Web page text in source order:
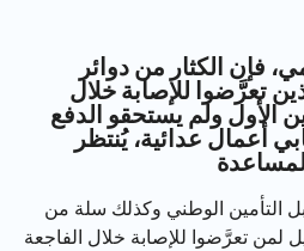
فإن الكثار من دوائر
تعرَّضوا للإصابة خلال
ولم يستحقو الدفع
أعمال عدائية، يُنتظر
الوطني وكذلك سلة من
لمن تعرَّضوا للإصابة خلال الفاجعة